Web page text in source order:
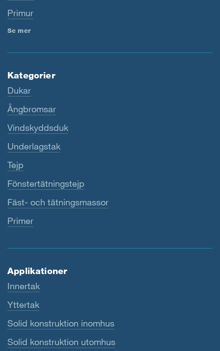
Primur
Se mer
Kategorier
Dukar
Ångbromsar
Vindskyddsduk
Underlagstak
Tejp
Fönstertätningstejp
Fäst- och tätningsmassor
Primer
Applikationer
Innertak
Yttertak
Solid konstruktion inomhus
Solid konstruktion utomhus